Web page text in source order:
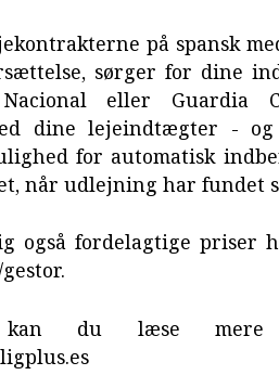
på spansk
sørger for dine
eller Guardia
dine lejeindtægter -
for automatisk
når udlejning har fundet
også fordelagtige priser
du læse mere